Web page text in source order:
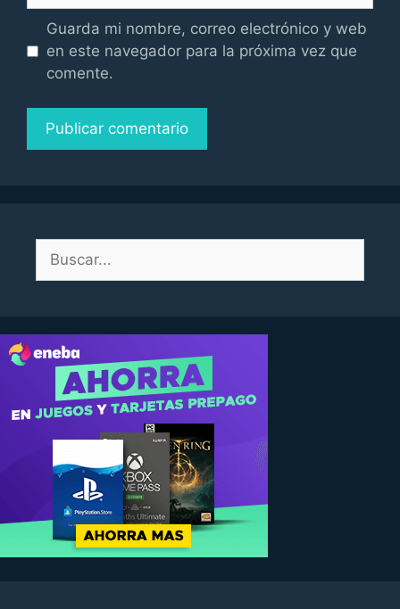
Guarda mi nombre, correo electrónico y web
en este navegador para la próxima vez que
comente.